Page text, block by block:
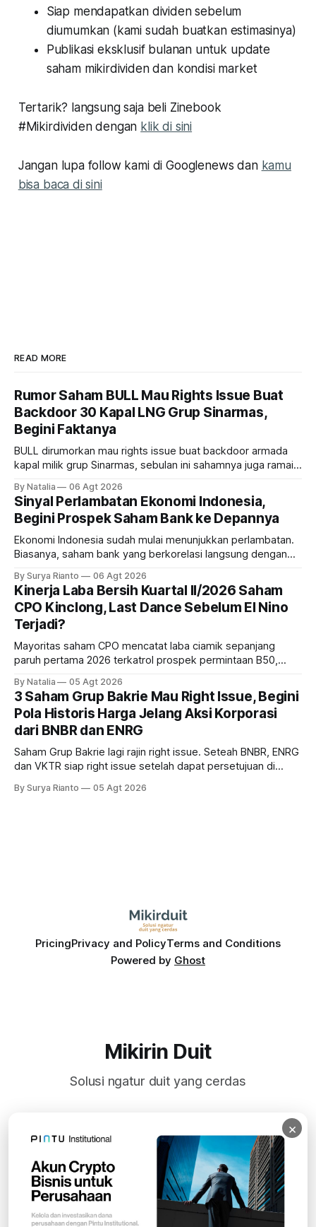
Siap mendapatkan dividen sebelum
diumumkan (kami sudah buatkan estimasinya)
Publikasi eksklusif bulanan untuk update
saham mikirdividen dan kondisi market
Tertarik? langsung saja beli Zinebook
#Mikirdividen dengan klik di sini
Jangan lupa follow kami di Googlenews dan kamu
bisa baca di sini
READ MORE
Rumor Saham BULL Mau Rights Issue Buat
Backdoor 30 Kapal LNG Grup Sinarmas,
Begini Faktanya
BULL dirumorkan mau rights issue buat backdoor armada
kapal milik grup Sinarmas, sebulan ini sahamnya juga ramai
masih menarik dilirik?
By Natalia 06 Agt 2026
Sinyal Perlambatan Ekonomi Indonesia,
Begini Prospek Saham Bank ke Depannya
Ekonomi Indonesia sudah mulai menunjukkan perlambatan.
Biasanya, saham bank yang berkorelasi langsung dengan
bank ke depannya?
By Surya Rianto 06 Agt 2026
Kinerja Laba Bersih Kuartal II/2026 Saham
CPO Kinclong, Last Dance Sebelum El Nino
Terjadi?
Mayoritas saham CPO mencatat laba ciamik sepanjang
paruh pertama 2026 terkatrol prospek permintaan B50,
diprediksi semakin terlihat mendekati 2027. Kira-kira gimana
prospeknya? apakah masih menarik dilirik sektor ini?
By Natalia 05 Agt 2026
3 Saham Grup Bakrie Mau Right Issue, Begini
Pola Historis Harga Jelang Aksi Korporasi
dari BNBR dan ENRG
Saham Grup Bakrie lagi rajin right issue. Seteah BNBR, ENRG
dan VKTR siap right issue setelah dapat persetujuan di
pola saham Grup Bakrie jelang right issue
By Surya Rianto 05 Agt 2026
PricingPrivacy and PolicyTerms and Conditions
Powered by Ghost
Mikirin Duit
Solusi ngatur duit yang cerdas
Subscribe
×